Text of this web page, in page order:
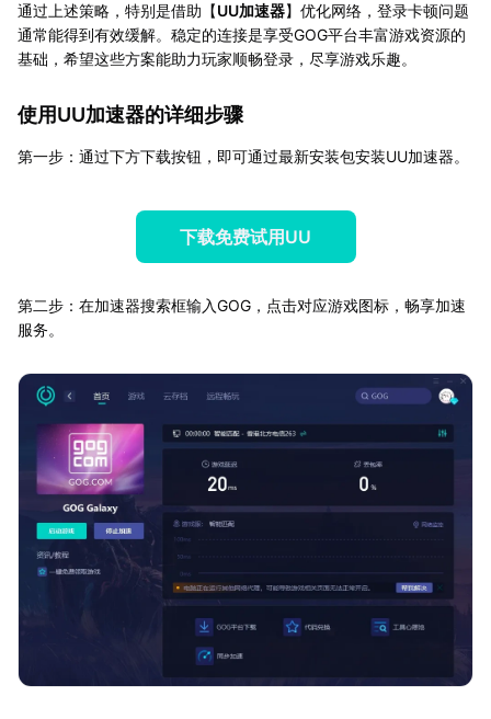
通过上述策略，特别是借助【UU加速器】优化网络，登录卡顿问题
通常能得到有效缓解。稳定的连接是享受GOG平台丰富游戏资源的
基础，希望这些方案能助力玩家顺畅登录，尽享游戏乐趣。
使用UU加速器的详细步骤
第一步：通过下方下载按钮，即可通过最新安装包安装UU加速器。
下载免费试用UU
第二步：在加速器搜索框输入GOG，点击对应游戏图标，畅享加速
服务。